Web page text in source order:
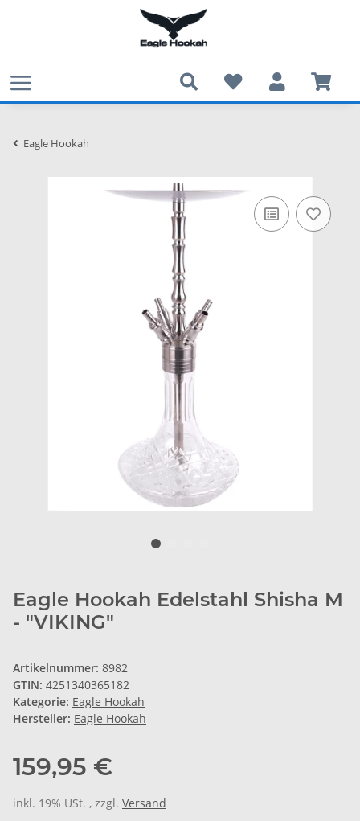
Eagle Hookah
Eagle Hookah Edelstahl Shisha M
- "VIKING"
Artikelnummer: 8982
GTIN: 4251340365182
Kategorie: Eagle Hookah
Hersteller: Eagle Hookah
159,95 €
inkl. 19% USt. , zzgl. Versand